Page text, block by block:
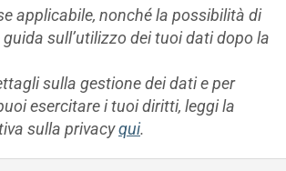
applicabile, nonché la possibilità di
sull’utilizzo dei tuoi dati dopo la
sulla gestione dei dati e per
esercitare i tuoi diritti, leggi la
sulla privacyqui.